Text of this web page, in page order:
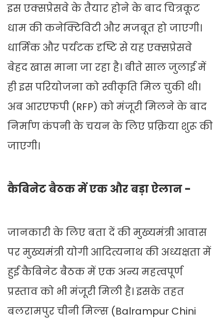
इस एक्सप्रेसवे के तैयार होने के बाद चित्रकूट
धाम की कनेक्टिविटी और मजबूत हो जाएगी।
धार्मिक और पर्यटक दृष्टि से यह एक्सप्रेसवे
बेहद खास माना जा रहा है। बीते साल जुलाई में
ही इस परियोजना को स्वीकृति मिल चुकी थी।
अब आरएफपी (RFP) को मंजूरी मिलने के बाद
निर्माण कंपनी के चयन के लिए प्रक्रिया शुरू की
जाएगी।
कैबिनेट बैठक में एक और बड़ा ऐलान -
जानकारी के लिए बता दें की मुख्यमंत्री आवास
पर मुख्यमंत्री योगी आदित्यनाथ की अध्यक्षता में
हुई कैबिनेट बैठक में एक अन्य महत्वपूर्ण
प्रस्ताव को भी मंजूरी मिली है। इसके तहत
बलरामपुर चीनी मिल्स (Balrampur Chini